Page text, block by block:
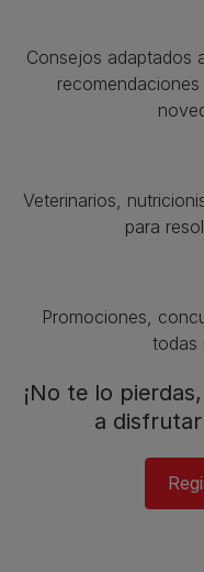
Consejos adaptados
Veterinarios,
para
Promociones,
todas
¡No te lo
a